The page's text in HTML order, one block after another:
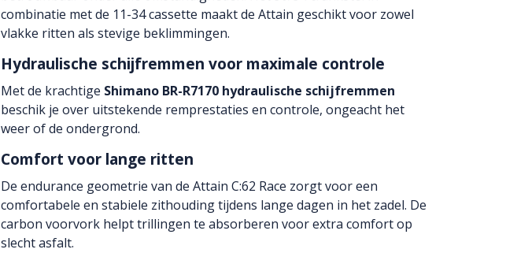
combinatie met de 11-34 cassette maakt de Attain geschikt voor zowel
vlakke ritten als stevige beklimmingen.
Hydraulische schijfremmen voor maximale controle
Met de krachtige Shimano BR-R7170 hydraulische schijfremmen
beschik je over uitstekende remprestaties en controle, ongeacht het
weer of de ondergrond.
Comfort voor lange ritten
De endurance geometrie van de Attain C:62 Race zorgt voor een
comfortabele en stabiele zithouding tijdens lange dagen in het zadel. De
carbon voorvork helpt trillingen te absorberen voor extra comfort op
slecht asfalt.